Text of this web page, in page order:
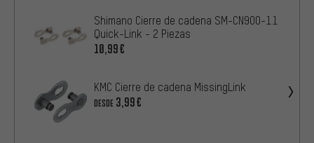
Shimano Cierre de cadena SM-CN900-11
Quick-Link - 2 Piezas
10,99€
KMC Cierre de cadena MissingLink
DESDE 3,99€